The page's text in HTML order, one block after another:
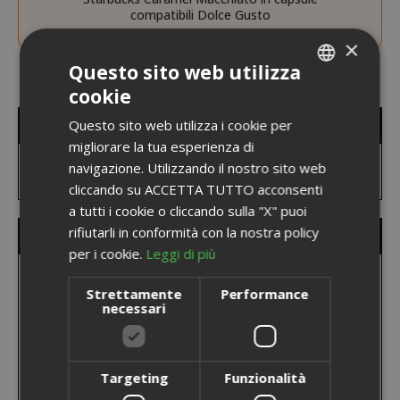
compatibili Dolce Gusto
FILTRO MARCHI
I NOSTRI MARCHI
×
Questo sito web utilizza
cookie
Questo sito web utilizza i cookie per
migliorare la tua esperienza di
navigazione. Utilizzando il nostro sito web
cliccando su ACCETTA TUTTO acconsenti
a tutti i cookie o cliccando sulla "X" puoi
rifiutarli in conformità con la nostra policy
per i cookie. Leggi di più
Strettamente
necessari
Performance
Targeting Funzionalità